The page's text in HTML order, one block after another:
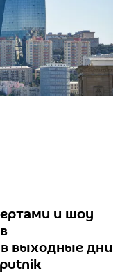
и шоу
выходные дни